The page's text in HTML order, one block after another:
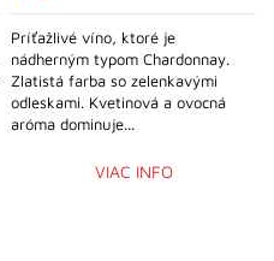
Príťažlivé víno, ktoré je
nádherným typom Chardonnay.
Zlatistá farba so zelenkavými
odleskami. Kvetinová a ovocná
aróma dominuje...
VIAC INFO